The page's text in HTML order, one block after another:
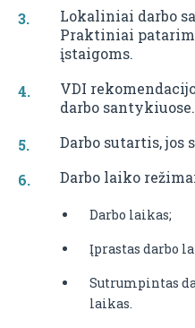
Lokaliniai darbo
Praktiniai
įstaigoms.
VDI
darbo santykiuose.
Darbo sutartis, jos
Darbo laiko
Darbo laikas;
Įprastas darbo
Sutrumpintas
laikas.